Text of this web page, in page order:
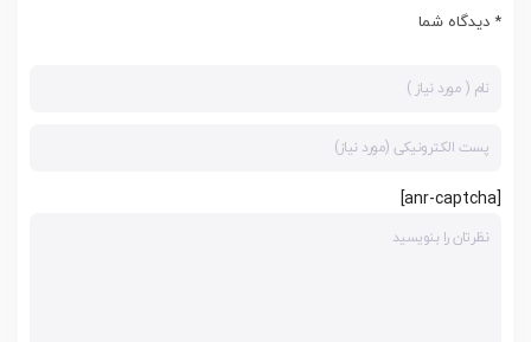
* دیدگاه شما
[anr-captcha]